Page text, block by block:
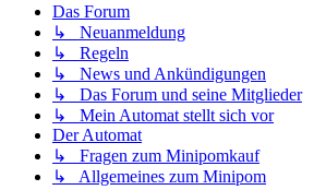
Das Forum
↳ Neuanmeldung
↳ Regeln
↳ News und Ankündigungen
↳ Das Forum und seine Mitglieder
↳ Mein Automat stellt sich vor
Der Automat
↳ Fragen zum Minipomkauf
↳ Allgemeines zum Minipom